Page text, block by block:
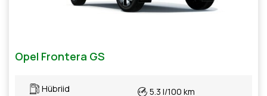
Opel Frontera GS
Hübriid 5.3 l/100 km